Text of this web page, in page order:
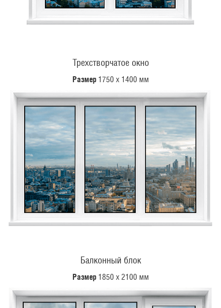
Трехстворчатое окно
Размер1750 х 1400 мм
Балконный блок
Размер1850 х 2100 мм